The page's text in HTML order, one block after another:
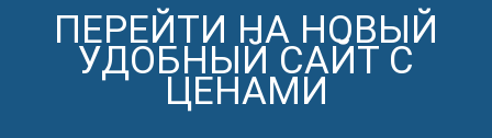
ПЕРЕЙТИ НА НОВЫЙ
УДОБНЫЙ САЙТ С
ЦЕНАМИ